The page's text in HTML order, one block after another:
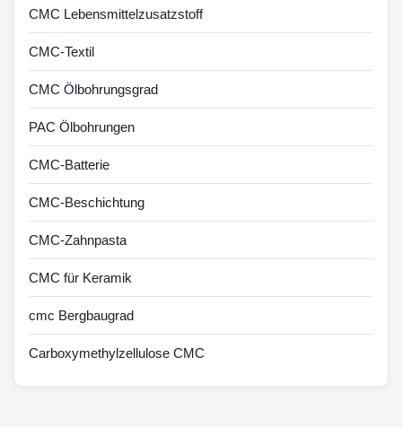
CMC Lebensmittelzusatzstoff
CMC-Textil
CMC Ölbohrungsgrad
PAC Ölbohrungen
CMC-Batterie
CMC-Beschichtung
CMC-Zahnpasta
CMC für Keramik
cmc Bergbaugrad
Carboxymethylzellulose CMC